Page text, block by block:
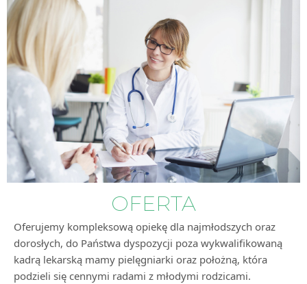
OFERTA
Oferujemy kompleksową opiekę dla najmłodszych oraz
dorosłych, do Państwa dyspozycji poza wykwalifikowaną
kadrą lekarską mamy pielęgniarki oraz położną, która
podzieli się cennymi radami z młodymi rodzicami.